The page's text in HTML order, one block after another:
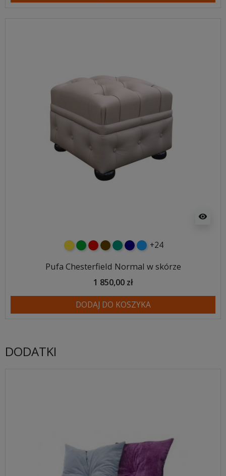
visibility
żółtyzielonyczerwony
czekoladowy
turkusowy
granatowy
niebieski
+24
Pufa Chesterfield Normal w skórze
1 850,00 zł
DODAJ DO KOSZYKA
DODATKI